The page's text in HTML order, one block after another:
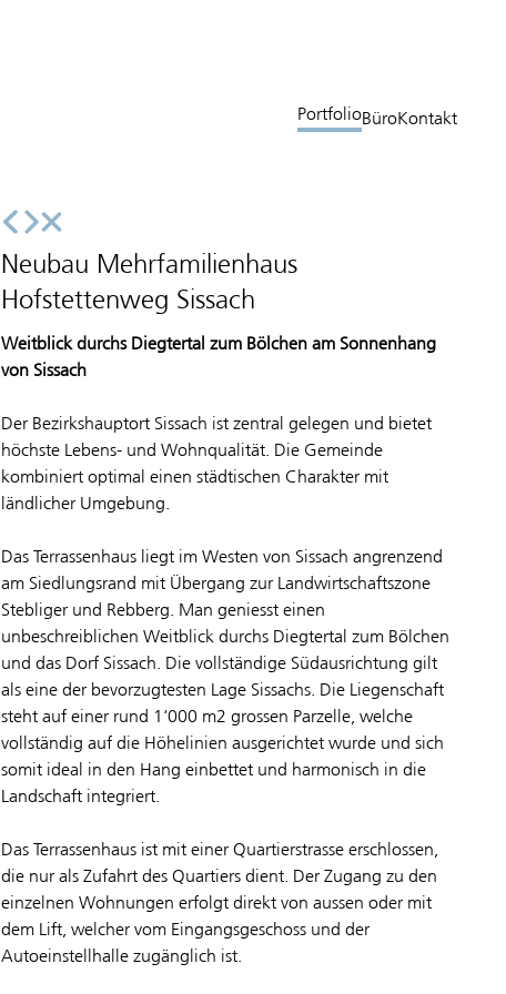
PortfolioBüroKontakt
Neubau Mehrfamilienhaus
Hofstettenweg Sissach
Weitblick durchs Diegtertal zum Bölchen am Sonnenhang
von Sissach
Der Bezirkshauptort Sissach ist zentral gelegen und bietet
höchste Lebens- und Wohnqualität. Die Gemeinde
kombiniert optimal einen städtischen Charakter mit
ländlicher Umgebung.
Das Terrassenhaus liegt im Westen von Sissach angrenzend
am Siedlungsrand mit Übergang zur Landwirtschaftszone
Stebliger und Rebberg. Man geniesst einen
unbeschreiblichen Weitblick durchs Diegtertal zum Bölchen
und das Dorf Sissach. Die vollständige Südausrichtung gilt
als eine der bevorzugtesten Lage Sissachs. Die Liegenschaft
steht auf einer rund 1‘000 m2 grossen Parzelle, welche
vollständig auf die Höhelinien ausgerichtet wurde und sich
somit ideal in den Hang einbettet und harmonisch in die
Landschaft integriert.
Das Terrassenhaus ist mit einer Quartierstrasse erschlossen,
die nur als Zufahrt des Quartiers dient. Der Zugang zu den
einzelnen Wohnungen erfolgt direkt von aussen oder mit
dem Lift, welcher vom Eingangsgeschoss und der
Autoeinstellhalle zugänglich ist.